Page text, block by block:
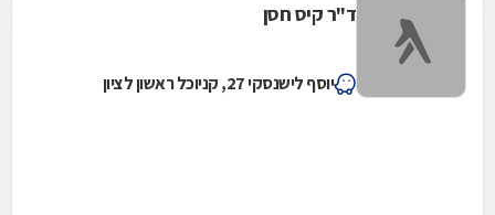
ד"ר קיס חסן
יוסף לישנסקי 27, קניוכל ראשון לציון